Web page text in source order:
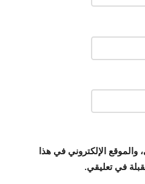
الإلكتروني في هذا
في تعليقي.